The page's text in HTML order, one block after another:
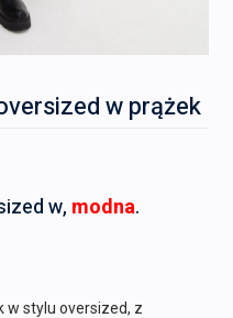
w prążek
w, modna.
w stylu oversized, z